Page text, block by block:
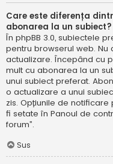
Care este diferența
abonarea la un subiect?
În phpBB 3.0, subiectele
pentru browserul web. Nu
actualizare. Începând cu
mult cu abonarea la un
unui subiect preferat.
o actualizare a unui
zis. Opțiunile de
fi setate în Panoul de
forum”.
Sus